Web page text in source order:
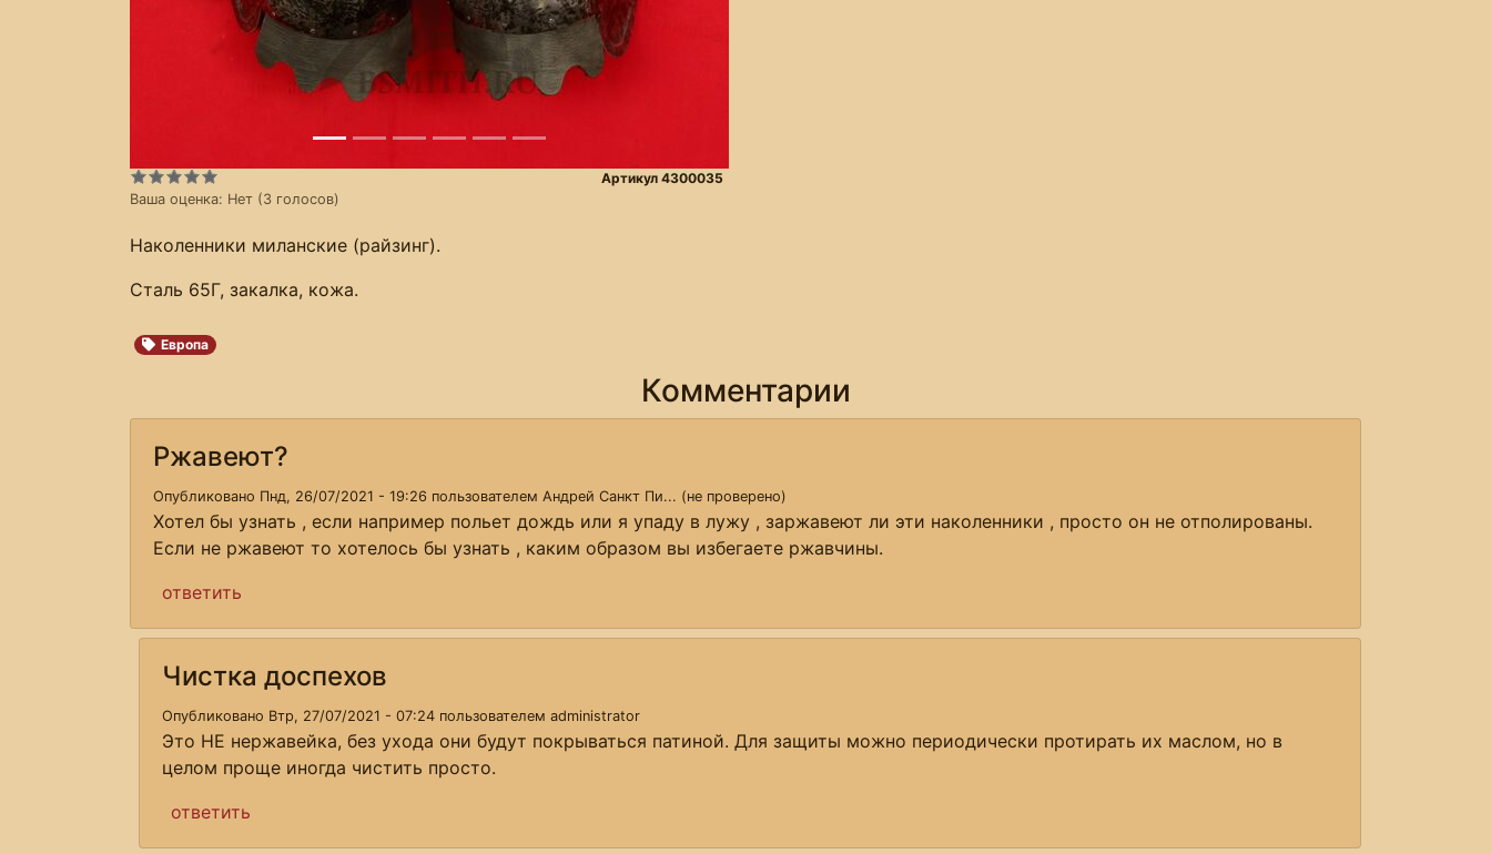
Ваша оценка: Нет (3 голосов)
Артикул 4300035
Наколенники миланские (райзинг).
Сталь 65Г, закалка, кожа.
Европа
Комментарии
Ржавеют?
Опубликовано Пнд, 26/07/2021 - 19:26 пользователем Андрей Санкт Пи... (не проверено)
Хотел бы узнать , если например польет дождь или я упаду в лужу , заржавеют ли эти наколенники , просто он не отполированы.
Если не ржавеют то хотелось бы узнать , каким образом вы избегаете ржавчины.
ответить
Чистка доспехов
Опубликовано Втр, 27/07/2021 - 07:24 пользователем administrator
Это НЕ нержавейка, без ухода они будут покрываться патиной. Для защиты можно периодически протирать их маслом, но в
целом проще иногда чистить просто.
ответить